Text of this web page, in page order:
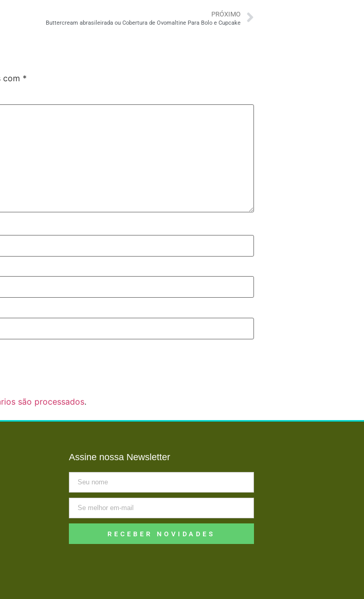
PRÓXIMO
Buttercream abrasileirada ou Cobertura de Ovomaltine Para Bolo e Cupcake
com *
são processados.
Assine nossa Newsletter
RECEBER NOVIDADES